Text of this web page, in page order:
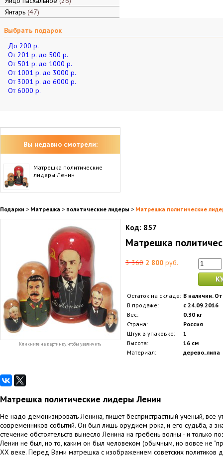
Янтарь 47
Выбрать подарок
До 200 р.
От 201 р. до 500 р.
От 501 р. до 1000 р.
От 1001 р. до 3000 р.
От 3001 р. до 6000 р.
От 6000 р.
Вы недавно смотрели:
Матрешка политические
лидеры Ленин
Подарки > Матрешка > политические лидеры > Матрешка политические
Кликните на картинку, чтобы увеличить
Код: 857
Матрешка
3 360 2 800 руб.
Остаток на складе: В наличии.
В продаже:
с 24.09.2016
Вес:
0.30 кг
Страна:
Россия
Штук в упаковке:
1
Высота:
16 см
Материал:
дерево, липа
Матрешка политические лидеры Ленин
Не надо демонизировать Ленина, пишет беспристрастный ученый, все
современников событий. Он был лишь орудием рока, и его судьба, а
стечение обстоятельств вынесло Ленина на гребень волны - и только
Ленин не был, но то, каким он был человеком (обычным, но вовсе не
XX веке. Перед Вами матрешка с изображением советских политиков